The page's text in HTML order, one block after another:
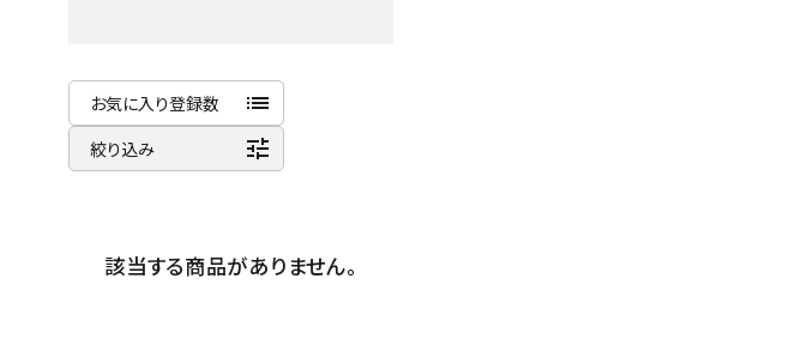
冷凍食品
お気に入り登録数 list
商品名
価格が安い
絞り込み tune
該当する商品がありません。